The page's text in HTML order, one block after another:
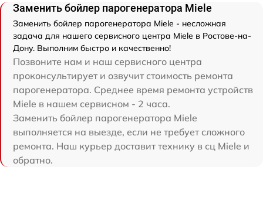
Заменить бойлер парогенератора Miele
Заменить бойлер парогенератора Miele - несложная
задача для нашего сервисного центра Miele в Ростове-на-
Дону. Выполним быстро и качественно!
Позвоните нам и наш сервисного центра
проконсультирует и озвучит стоимость ремонта
парогенератора. Среднее время ремонта устройств
Miele в нашем сервисном - 2 часа.
Заменить бойлер парогенератора Miele
выполняется на выезде, если не требует сложного
ремонта. Наш курьер доставит технику в сц Miele и
обратно.